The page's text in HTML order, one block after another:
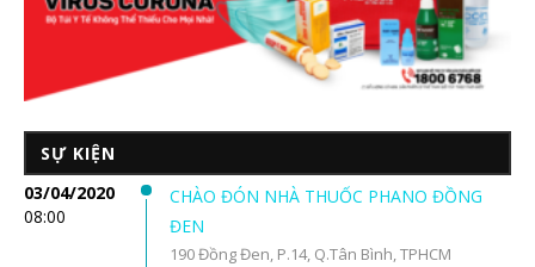
SỰ KIỆN
03/04/2020
08:00
CHÀO ĐÓN NHÀ THUỐC PHANO ĐỒNG
ĐEN
190 Đồng Đen, P.14, Q.Tân Bình, TPHCM